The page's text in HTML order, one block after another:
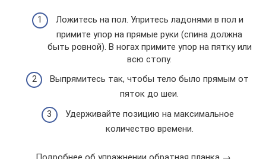
Ложитесь на пол. Упритесь ладонями в пол и
примите упор на прямые руки (спина должна
быть ровной). В ногах примите упор на пятку или
всю стопу.
Выпрямитесь так, чтобы тело было прямым от
пяток до шеи.
Удерживайте позицию на максимальное
количество времени.